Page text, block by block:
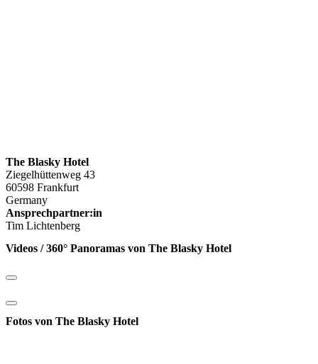
The Blasky Hotel
Ziegelhüttenweg 43
60598 Frankfurt
Germany
Ansprechpartner:in
Tim Lichtenberg
Videos / 360° Panoramas von The Blasky Hotel
Fotos von The Blasky Hotel